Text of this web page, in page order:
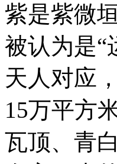
紫是紫微
被认为是“
天人对应
15万平方
瓦顶、青